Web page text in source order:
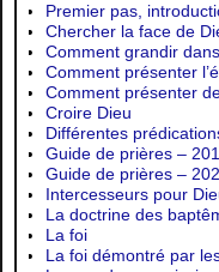
Premier pas,
Chercher la face de
Comment grandir
Comment présenter
Comment présenter
Croire Dieu
Différentes
Guide de prières –
Guide de prières –
Intercesseurs pour
La doctrine des
La foi
La foi démontré par